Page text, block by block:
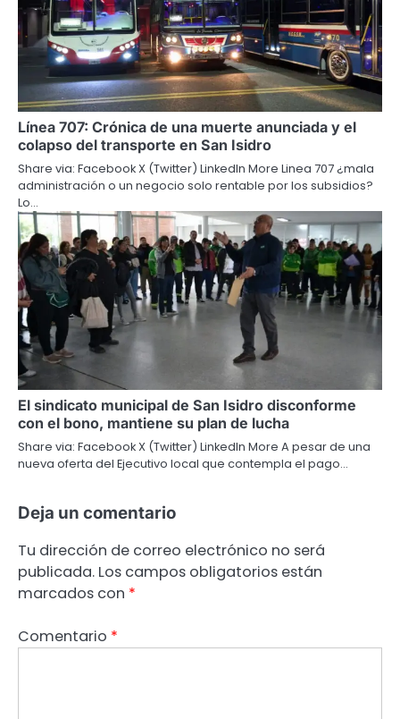
Línea 707: Crónica de una muerte anunciada y el
colapso del transporte en San Isidro
Share via: Facebook X (Twitter) LinkedIn More Linea 707 ¿mala
administración o un negocio solo rentable por los subsidios?
Lo…
El sindicato municipal de San Isidro disconforme
con el bono, mantiene su plan de lucha
Share via: Facebook X (Twitter) LinkedIn More A pesar de una
nueva oferta del Ejecutivo local que contempla el pago…
Deja un comentario
Tu dirección de correo electrónico no será
publicada. Los campos obligatorios están
marcados con *
Comentario *